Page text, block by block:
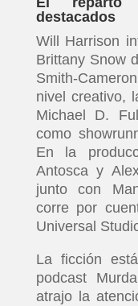
destacados
Will Harrison
Brittany Snow
Smith-
nivel creativo,
Michael D.
como
En la
Antosca y
junto con
corre por
Universal
La ficción
podcast
atrajo la